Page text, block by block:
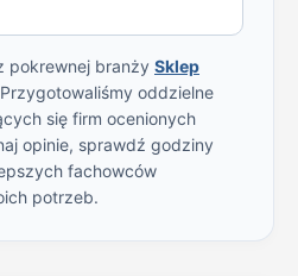
pokrewnej branży Sklep
oddzielne
się firm ocenionych
opinie, sprawdź godziny
fachowców
potrzeb.